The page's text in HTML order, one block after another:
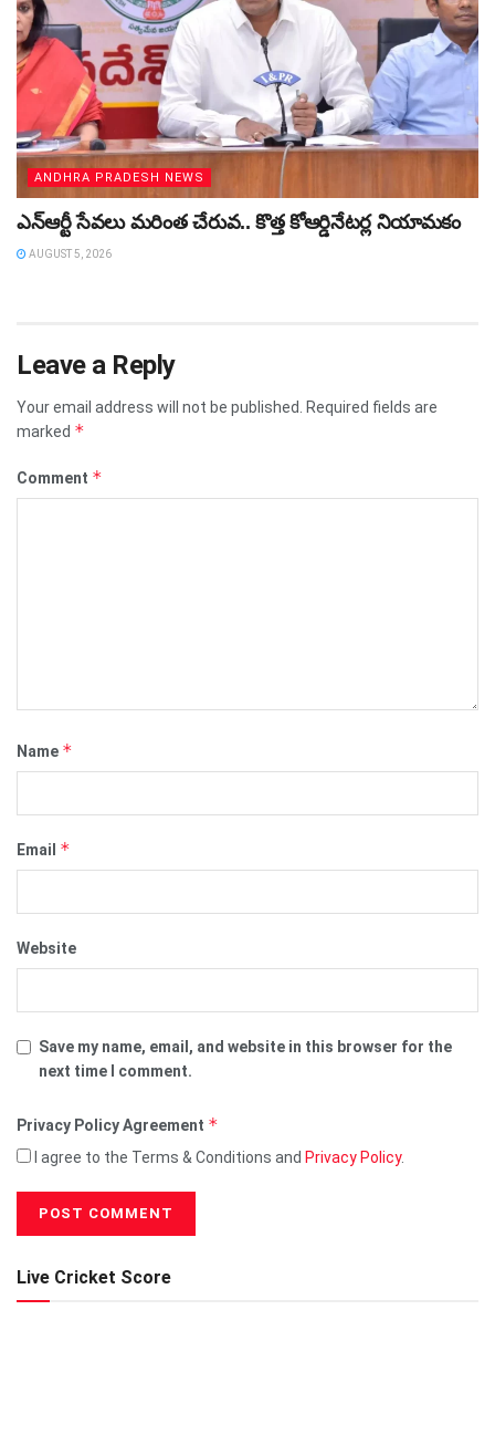
ANDHRA PRADESH NEWS
ఎన్ఆర్టీ సేవలు మరింత చేరువ.. కొత్త కోఆర్డినేటర్ల నియామకం
AUGUST 5, 2026
Leave a Reply
Your email address will not be published.
Required fields are
marked *
Comment *
Name *
Email *
Website
Save my name, email, and website in this browser for the
next time I comment.
Privacy Policy Agreement *
I agree to the Terms & Conditions and Privacy Policy.
Live Cricket Score